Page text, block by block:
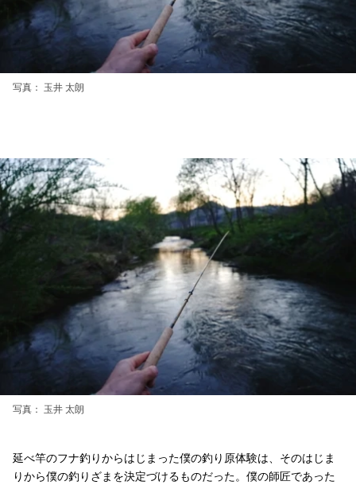
写真： 玉井 太朗
写真： 玉井 太朗
延べ竿のフナ釣りからはじまった僕の釣り原体験は、そのはじま
りから僕の釣りざまを決定づけるものだった。僕の師匠であった